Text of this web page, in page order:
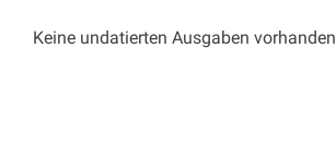
Keine undatierten Ausgaben vorhanden